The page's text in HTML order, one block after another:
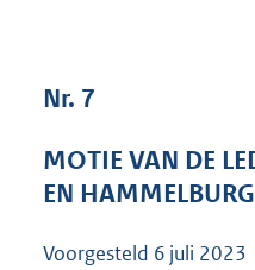
Nr. 7
MOTIE VAN DE
EN HAMMELBURG
Voorgesteld 6 juli 2023